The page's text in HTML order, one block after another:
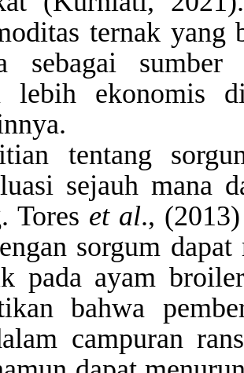
ternak yang
sebagai
lebih ekonomis
tentang
sejauh mana
Tores et al.,
sorgum
pada ayam
bahwa
campuran